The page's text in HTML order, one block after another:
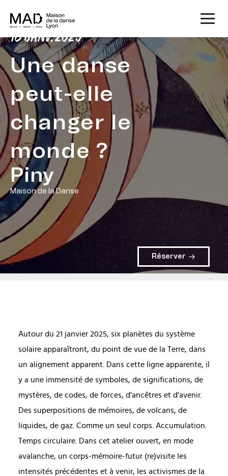
18 JANV. 2025
Une danse
peut-elle
changer le
monde ?
Piny
Maison de la Danse
Réserver
Autour du 21 janvier 2025, six planètes du système
solaire apparaîtront, du point de vue de la Terre, dans
un alignement apparent. Dans cette ligne apparente, il
y a une immensité de symboles, de significations, de
mystères, de codes, de forces, d'ancêtres et d'avenir.
Des superpositions de mémoires, de volcans, de
liquides, de gaz. Comme un seul corps. Accumulation.
Temps circulaire. Dans cet atelier ouvert, en mode
avalanche, un corps-mémoire-futur (re)visite les
intensités précédentes et à venir, les activismes de la